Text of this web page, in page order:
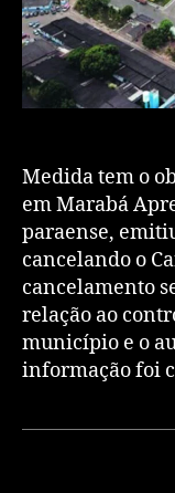
Medida tem o
em Marabá
paraense,
cancelando o
cancelamento
relação ao
município e o
informação foi